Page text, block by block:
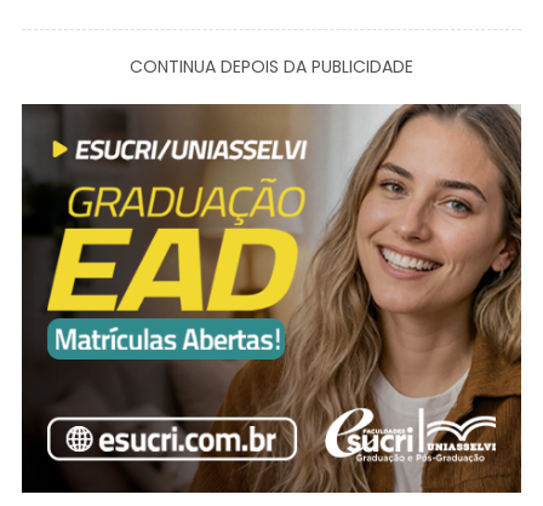
CONTINUA DEPOIS DA PUBLICIDADE